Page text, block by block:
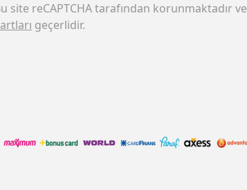
site reCAPTCHA tarafından korunmaktadır ve
geçerlidir.